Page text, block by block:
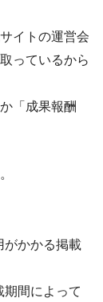
イトの運営会
っているから
「 成果報酬
がかかる掲載
間によって